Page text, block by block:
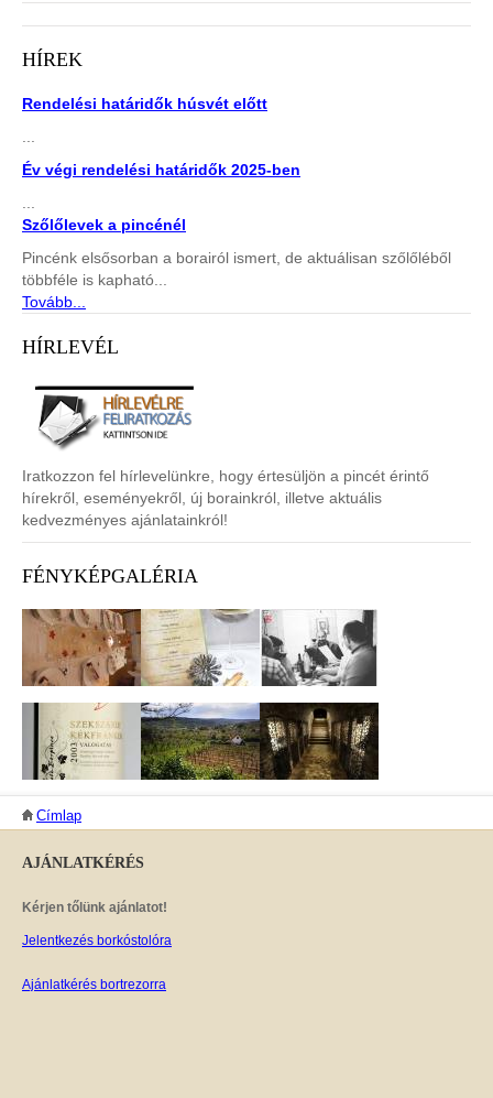
HÍREK
Rendelési határidők húsvét előtt
Év végi rendelési határidők 2025-ben
Szőlőlevek a pincénél
Pincénk elsősorban a borairól ismert, de aktuálisan szőlőléből
többféle is kapható...
Tovább...
HÍRLEVÉL
Iratkozzon fel hírlevelünkre, hogy értesüljön a pincét érintő
hírekről, eseményekről, új borainkról, illetve aktuális
kedvezményes ajánlatainkról!
FÉNYKÉPGALÉRIA
JELENLEGI HELY
Címlap
AJÁNLATKÉRÉS
Kérjen tőlünk ajánlatot!
Jelentkezés borkóstolóra
Ajánlatkérés bortrezorra